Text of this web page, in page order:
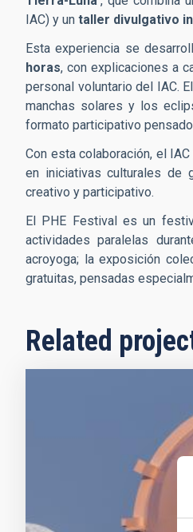
IAC) y un taller divulgativo
Esta experiencia se
horas, con explicaciones a
personal voluntario del IAC.
manchas solares y los
formato participativo
Con esta colaboración, el
en iniciativas culturales de
creativo y participativo.
El PHE Festival es un
actividades paralelas
acroyoga; la exposición
gratuitas, pensadas
Related